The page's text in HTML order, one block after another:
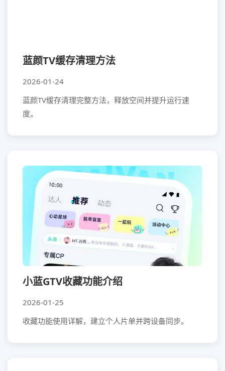
蓝颜TV缓存清理方法
2026-01-24
蓝颜TV缓存清理完整方法，释放空间并提升运行速
度。
小蓝GTV收藏功能介绍
2026-01-25
收藏功能使用详解，建立个人片单并跨设备同步。